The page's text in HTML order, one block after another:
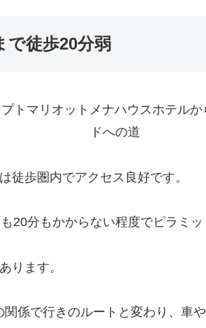
で徒歩20分弱
徒歩圏内でアクセス良好です。
20分もかからない程度でピラミッ
ります。
係で行きのルートと変わり、車